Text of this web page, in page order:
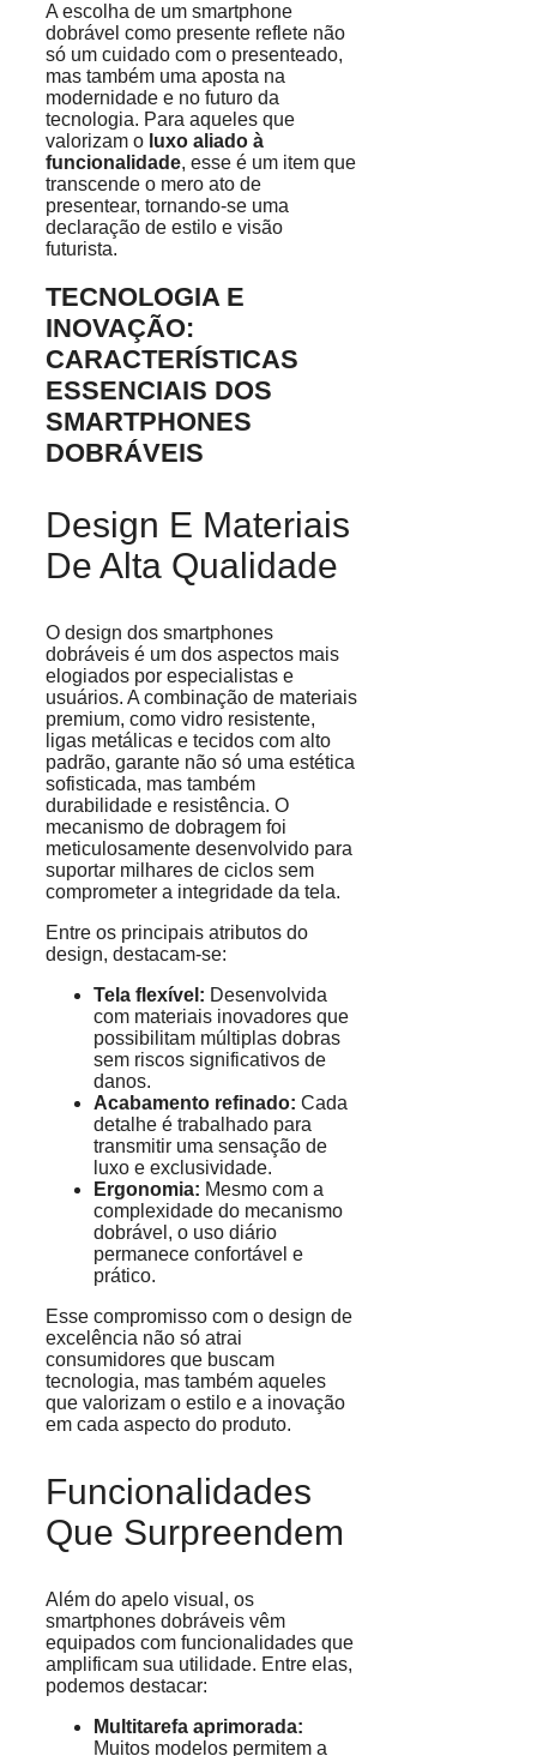
A escolha de um smartphone
dobrável como presente reflete não
só um cuidado com o presenteado,
mas também uma aposta na
modernidade e no futuro da
tecnologia. Para aqueles que
valorizam o luxo aliado à
funcionalidade, esse é um item que
transcende o mero ato de
presentear, tornando-se uma
declaração de estilo e visão
futurista.
TECNOLOGIA E
INOVAÇÃO:
CARACTERÍSTICAS
ESSENCIAIS DOS
SMARTPHONES
DOBRÁVEIS
Design E Materiais
De Alta Qualidade
O design dos smartphones
dobráveis é um dos aspectos mais
elogiados por especialistas e
usuários. A combinação de materiais
premium, como vidro resistente,
ligas metálicas e tecidos com alto
padrão, garante não só uma estética
sofisticada, mas também
durabilidade e resistência. O
mecanismo de dobragem foi
meticulosamente desenvolvido para
suportar milhares de ciclos sem
comprometer a integridade da tela.
Entre os principais atributos do
design, destacam-se:
Tela flexível: Desenvolvida
com materiais inovadores que
possibilitam múltiplas dobras
sem riscos significativos de
danos.
Acabamento refinado: Cada
detalhe é trabalhado para
transmitir uma sensação de
luxo e exclusividade.
Ergonomia: Mesmo com a
complexidade do mecanismo
dobrável, o uso diário
permanece confortável e
prático.
Esse compromisso com o design de
excelência não só atrai
consumidores que buscam
tecnologia, mas também aqueles
que valorizam o estilo e a inovação
em cada aspecto do produto.
Funcionalidades
Que Surpreendem
Além do apelo visual, os
smartphones dobráveis vêm
equipados com funcionalidades que
amplificam sua utilidade. Entre elas,
podemos destacar:
Multitarefa aprimorada:
Muitos modelos permitem a